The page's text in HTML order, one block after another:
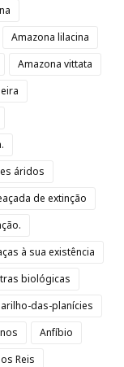
Amazona lilacina
Amazona vittata
áridos
de extinção
à sua existência
biológicas
das-planícies
Anfíbio
Reis